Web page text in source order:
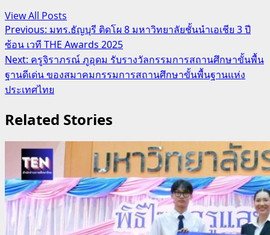
View All Posts
Post
navigation
Previous: มทร.ธัญบุรี ติดโผ 8 มหาวิทยาลัยชั้นนำเอเชีย 3 ปี
ซ้อน เวที THE Awards 2025
Next: ครูจิราภรณ์ ภูอุดม รับรางวัลกรรมการสถานศึกษาขั้นพื้น
ฐานดีเด่น ของสมาคมกรรมการสถานศึกษาขั้นพื้นฐานแห่ง
ประเทศไทย
Related Stories